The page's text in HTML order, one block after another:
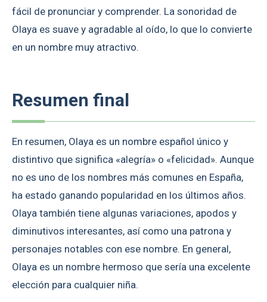
fácil de pronunciar y comprender. La sonoridad de
Olaya es suave y agradable al oído, lo que lo convierte
en un nombre muy atractivo.
Resumen final
En resumen, Olaya es un nombre español único y
distintivo que significa «alegría» o «felicidad». Aunque
no es uno de los nombres más comunes en España,
ha estado ganando popularidad en los últimos años.
Olaya también tiene algunas variaciones, apodos y
diminutivos interesantes, así como una patrona y
personajes notables con ese nombre. En general,
Olaya es un nombre hermoso que sería una excelente
elección para cualquier niña.